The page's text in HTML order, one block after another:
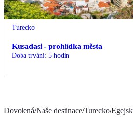
Turecko
Kusadasi - prohlídka města
Doba trvání: 5 hodin
Dovolená/Naše destinace/Turecko/